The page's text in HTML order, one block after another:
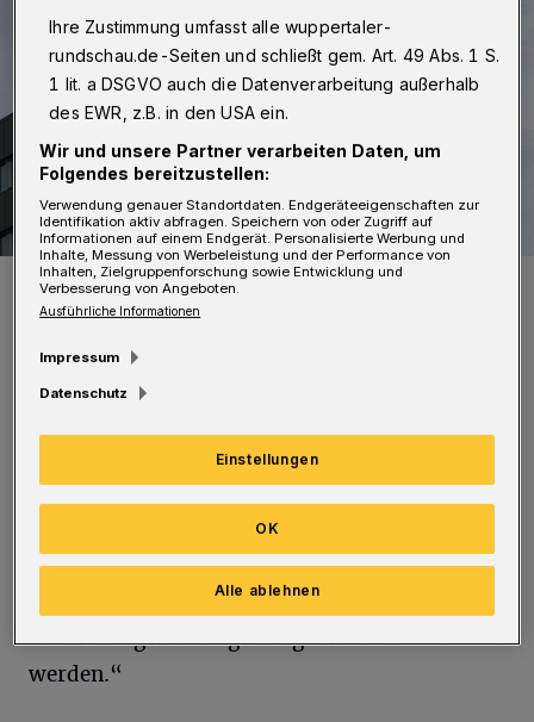
Symbolbild.
Foto: Christoph Petersen
Die WSW werden auch weiterhin „WSW Strom
Abnehmer mit Doppeltarif-Zähler anbieten,
heißt es: „Mit diesem Tarif können
Speicheröfen jeweils in der Zeit von 22 Uhr bis
6 Uhr morgens mit günstigem Strom betrieben
werden.“
Ihre Zustimmung umfasst alle wuppertaler-
rundschau.de-Seiten und schließt gem. Art. 49 Abs. 1 S.
1 lit. a DSGVO auch die Datenverarbeitung außerhalb
des EWR, z.B. in den USA ein.
Wir und unsere Partner verarbeiten Daten, um
Folgendes bereitzustellen:
Verwendung genauer Standortdaten. Endgeräteeigenschaften zur
Identifikation aktiv abfragen. Speichern von oder Zugriff auf
Informationen auf einem Endgerät. Personalisierte Werbung und
Inhalte, Messung von Werbeleistung und der Performance von
Inhalten, Zielgruppenforschung sowie Entwicklung und
Verbesserung von Angeboten.
Ausführliche Informationen
Impressum
Datenschutz
Einstellungen
Alle ablehnen
OK